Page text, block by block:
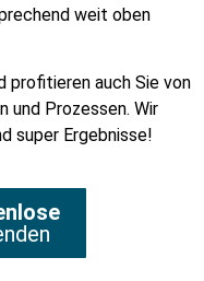
weit oben
profitieren auch Sie von
und Prozessen. Wir
super Ergebnisse!